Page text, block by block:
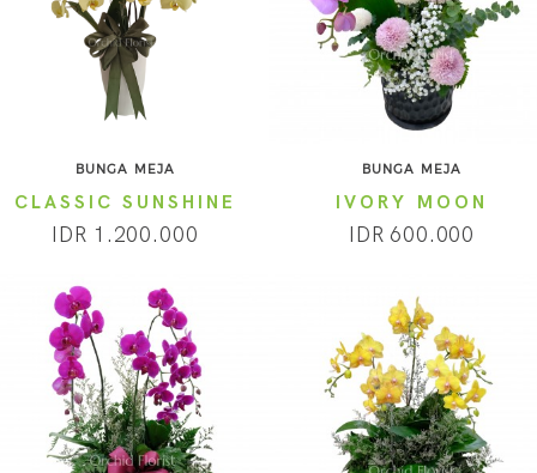
BUNGA MEJA
CLASSIC SUNSHINE
IDR 1.200.000
BUNGA MEJA
IVORY MOON
IDR 600.000